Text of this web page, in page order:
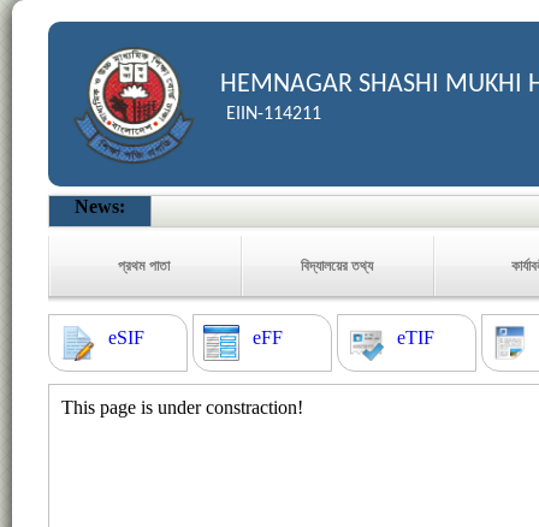
HEMNAGAR SHASHI MUKHI
EIIN-114211
News:
প্রথম পাতা বিদ্যালয়ের তথ্য
eSIF eFF eTIF
This page is under constraction!